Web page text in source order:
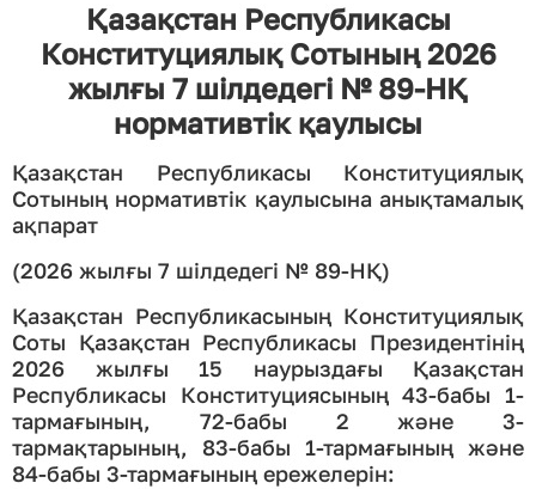
Қазақстан Республикасы
Конституциялық Сотының 2026
жылғы 7 шілдедегі № 89-НҚ
нормативтік қаулысы
Қазақстан Республикасы Конституциялық
Сотының нормативтік қаулысына анықтамалық
ақпарат
(2026 жылғы 7 шілдедегі № 89-НҚ)
Қазақстан Республикасының Конституциялық
Соты Қазақстан Республикасы Президентінің
2026 жылғы 15 наурыздағы Қазақстан
Республикасы Конституциясының 43-бабы 1-
тармағының, 72-бабы 2 және 3-
тармақтарының, 83-бабы 1-тармағының және
84-бабы 3-тармағының ережелерін: